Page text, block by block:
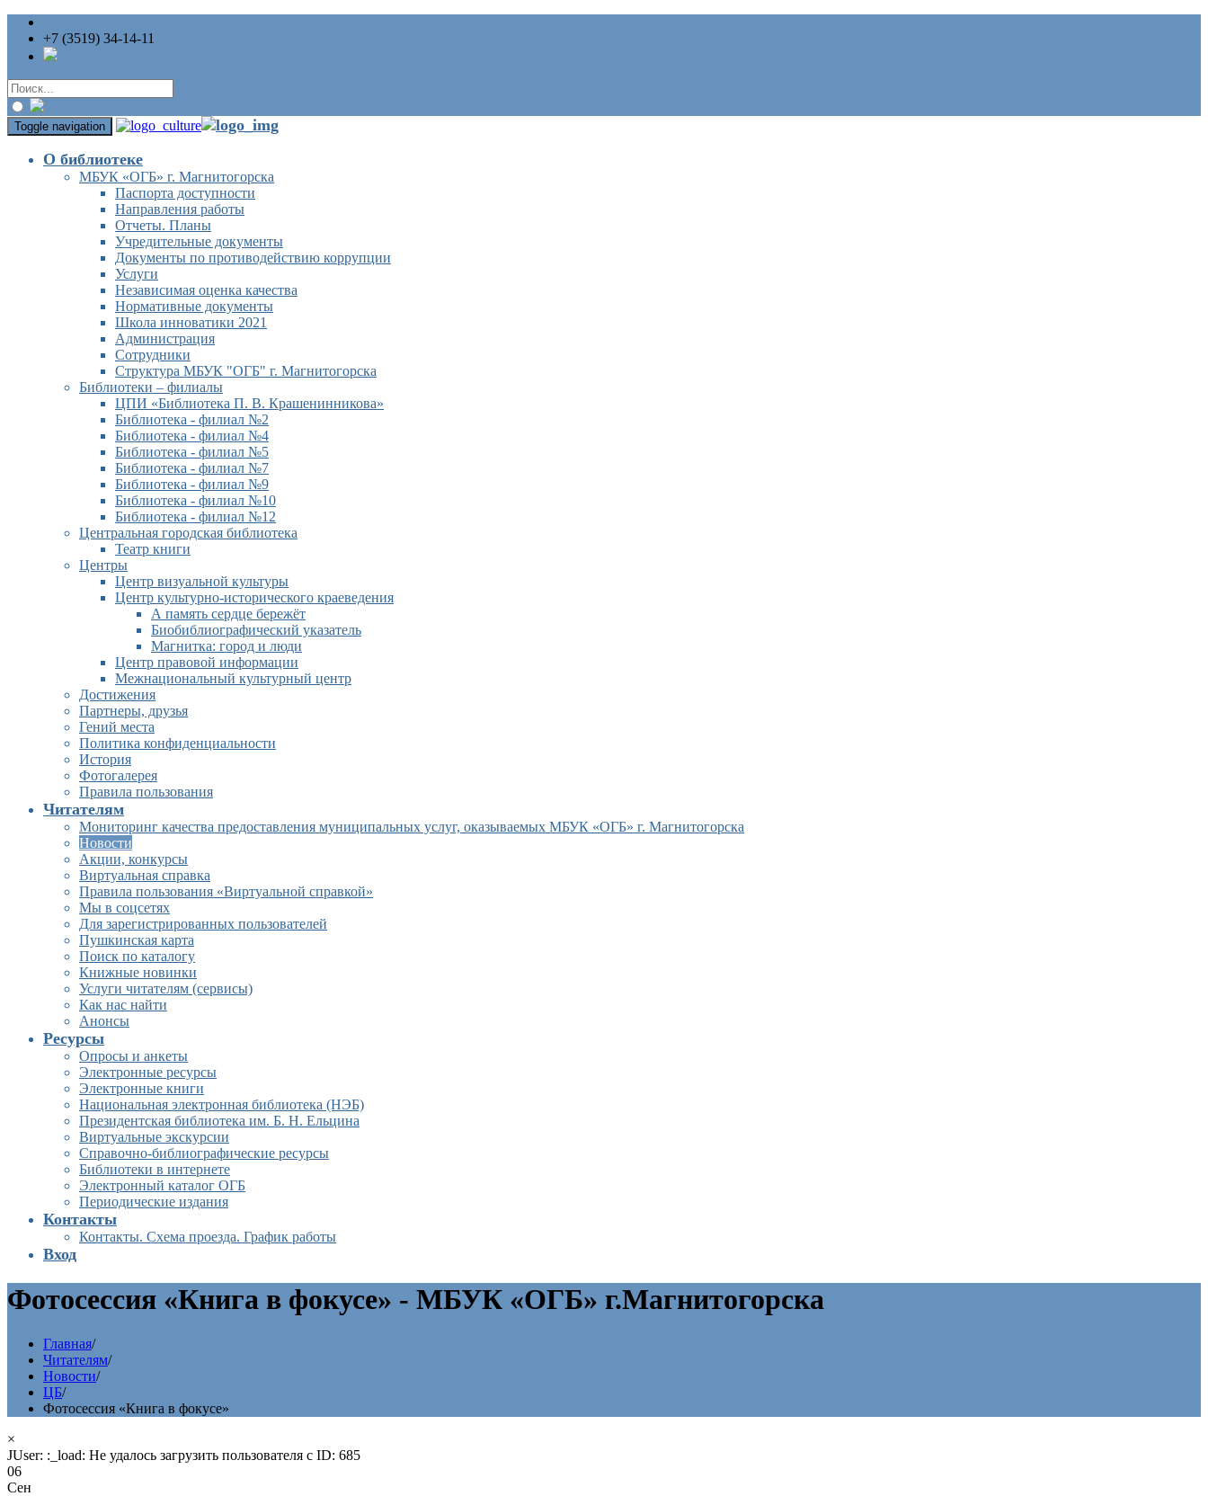
+7 (3519) 34-14-11
Toggle navigation
О библиотеке
МБУК «ОГБ» г. Магнитогорска
Паспорта доступности
Направления работы
Отчеты. Планы
Учредительные документы
Документы по противодействию коррупции
Услуги
Независимая оценка качества
Нормативные документы
Школа инноватики 2021
Администрация
Сотрудники
Структура МБУК "ОГБ" г. Магнитогорска
Библиотеки – филиалы
ЦПИ «Библиотека П. В. Крашенинникова»
Библиотека - филиал №2
Библиотека - филиал №4
Библиотека - филиал №5
Библиотека - филиал №7
Библиотека - филиал №9
Библиотека - филиал №10
Библиотека - филиал №12
Центральная городская библиотека
Театр книги
Центры
Центр визуальной культуры
Центр культурно-исторического краеведения
А память сердце бережёт
Биобиблиографический указатель
Магнитка: город и люди
Центр правовой информации
Межнациональный культурный центр
Достижения
Партнеры, друзья
Гений места
Политика конфиденциальности
История
Фотогалерея
Правила пользования
Читателям
Мониторинг качества предоставления муниципальных услуг, оказываемых МБУК «ОГБ» г. Магнитогорска
Новости
Акции, конкурсы
Виртуальная справка
Правила пользования «Виртуальной справкой»
Мы в соцсетях
Для зарегистрированных пользователей
Пушкинская карта
Поиск по каталогу
Книжные новинки
Услуги читателям (сервисы)
Как нас найти
Анонсы
Ресурсы
Опросы и анкеты
Электронные ресурсы
Электронные книги
Национальная электронная библиотека (НЭБ)
Президентская библиотека им. Б. Н. Ельцина
Виртуальные экскурсии
Справочно-библиографические ресурсы
Библиотеки в интернете
Электронный каталог ОГБ
Периодические издания
Контакты
Контакты. Схема проезда. График работы
Вход
Фотосессия «Книга в фокусе» - МБУК «ОГБ» г.Магнитогорска
Главная/
Читателям/
Новости/
ЦБ/
Фотосессия «Книга в фокусе»
×
JUser: :_load: Не удалось загрузить пользователя с ID: 685
06
Сен